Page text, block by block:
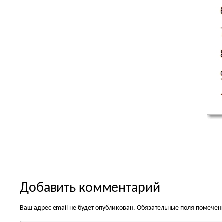
Добавить комментарий
Ваш адрес email не будет опубликован. Обязательные поля